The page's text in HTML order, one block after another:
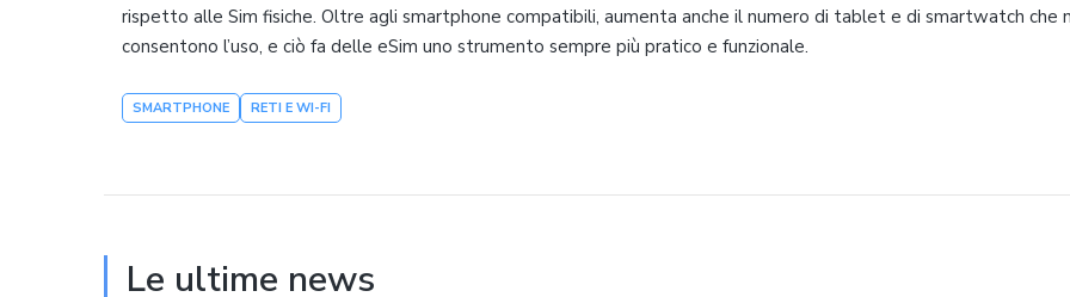
rispetto alle Sim fisiche. Oltre agli smartphone compatibili, aumenta anche il numero di tablet e di smartwatch che
consentono l’uso, e ciò fa delle eSim uno strumento sempre più pratico e funzionale.
SMARTPHONE RETI E WI-FI
Le ultime news